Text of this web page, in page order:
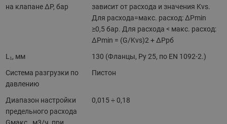
на клапане ΔР, бар
зависит от расхода и значения Kvs.
Для расхода=макс. расход: ΔPmin
≥0,5 бар. Для расхода < макс. расход:
ΔPmin = (G/Kvs)2 + ΔPрб
L₁, мм
130 (Фланцы, Ру 25, по ЕN 1092-2.)
Система разгрузки по
давлению
Пистон
Диапазон настройки
предельного расхода
0,015 ÷ 0,18